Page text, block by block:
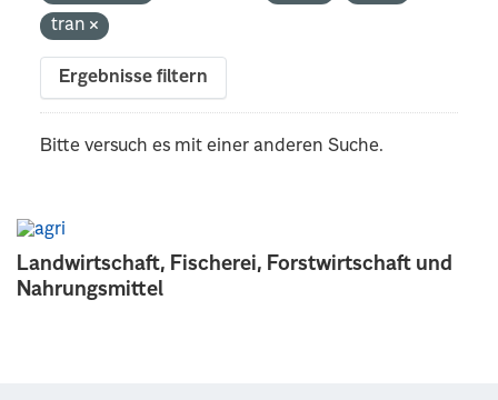
Landwirtschaft, Fischerei, Forstwirtschaft und
Nahrungsmittel
tran
Ergebnisse filtern
Bitte versuch es mit einer anderen Suche.